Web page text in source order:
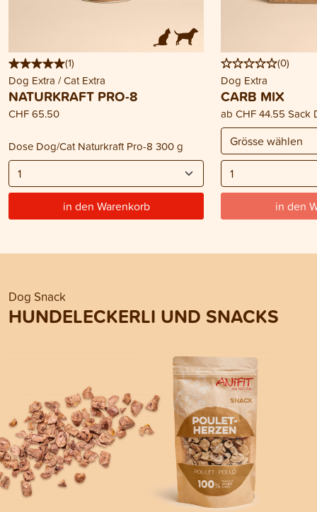
(1)
Dog Extra / Cat Extra
NATURKRAFT PRO-8
CHF 65.50
Dose Dog/Cat Naturkraft Pro-8 300 g
in den Warenkorb
(0)
Dog Extra
CARB MIX
ab CHF 44.55 Sack
in den
Dog Snack
HUNDELECKERLI UND SNACKS